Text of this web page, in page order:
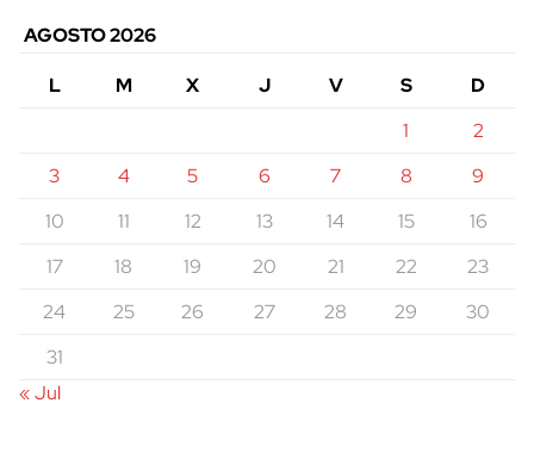
AGOSTO 2026
L
M X J V S
D
1
2
3
4 5 6 7 8
9
10
11 12 13 14 15
16
17
18 19 20 21 22
23
24
25 26 27 28 29
30
31
« Jul